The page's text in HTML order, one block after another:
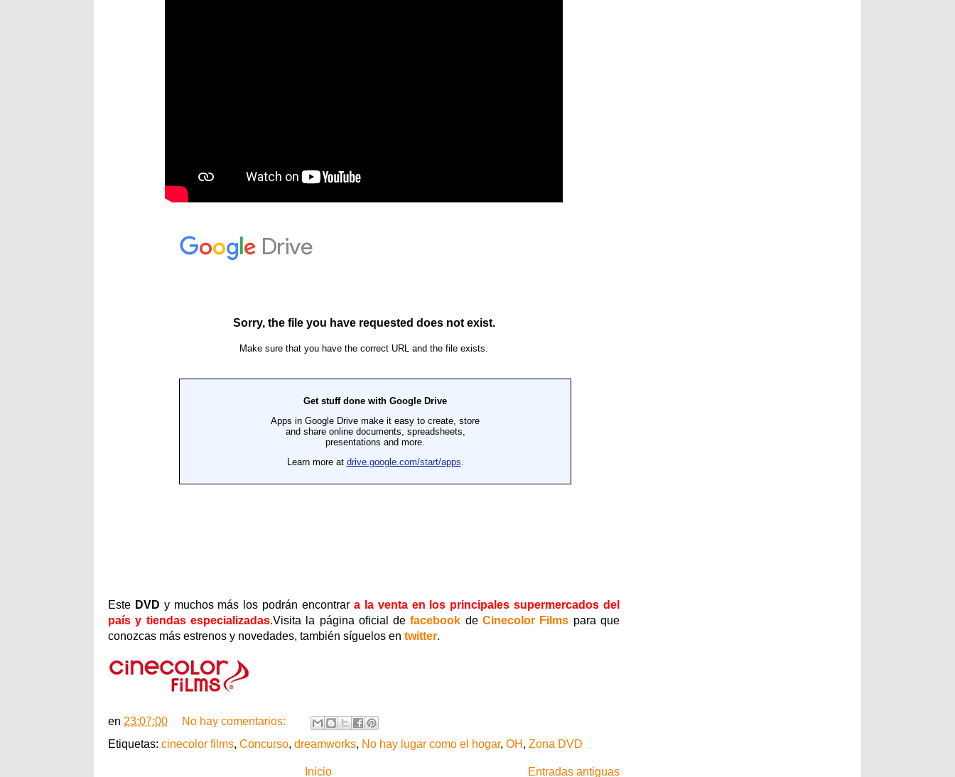
Este DVD y muchos más los podrán encontrar a la venta en los principales supermercados del
país y tiendas especializadas.Visita la página oficial defacebook deCinecolor Films para que
conozcas más estrenos y novedades, también síguelos en twitter.
en 23:07:00
No hay comentarios:
Etiquetas: cinecolor films, Concurso, dreamworks, No hay lugar como el hogar, OH , Zona DVD
Entradas antiguas
Inicio